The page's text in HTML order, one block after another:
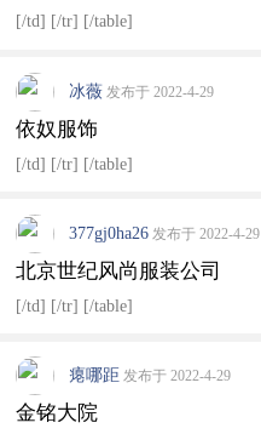
[/td] [/tr] [/table]
冰薇 发布于 2022-4-29
依奴服饰
[/td] [/tr] [/table]
377gj0ha26 发布于 2022-4-29
北京世纪风尚服装公司
[/td] [/tr] [/table]
瘪哪距 发布于 2022-4-29
金铭大院